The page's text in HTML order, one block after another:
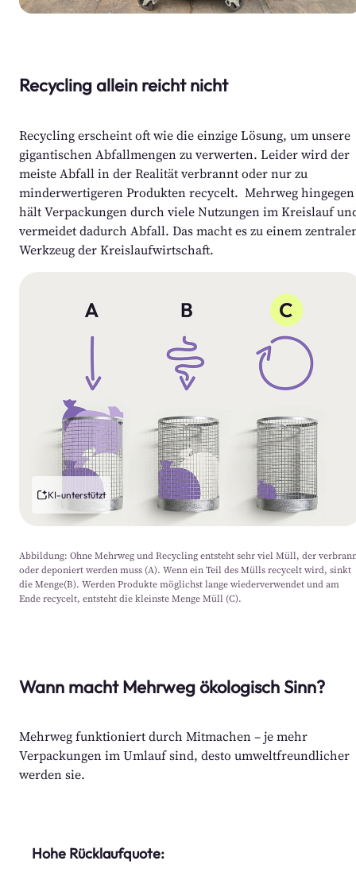
Recycling allein reicht nicht
Recycling erscheint oft wie die einzige Lösung, um unsere
gigantischen Abfallmengen zu verwerten. Leider wird der
meiste Abfall in der Realität verbrannt oder nur zu
minderwertigeren Produkten recycelt.  Mehrweg hingegen
hält Verpackungen durch viele Nutzungen im Kreislauf
vermeidet dadurch Abfall. Das macht es zu einem
Werkzeug der Kreislaufwirtschaft.
KI-unterstützt
Abbildung: Ohne Mehrweg und Recycling entsteht sehr viel Müll, der
oder deponiert werden muss (A). Wenn ein Teil des Mülls recycelt wird, sinkt
die Menge(B). Werden Produkte möglichst lange wiederverwendet und am
Ende recycelt, entsteht die kleinste Menge Müll (C).
Wann macht Mehrweg ökologisch Sinn?
Mehrweg funktioniert durch Mitmachen – je mehr
Verpackungen im Umlauf sind, desto umweltfreundlicher
werden sie.
Hohe Rücklaufquote: